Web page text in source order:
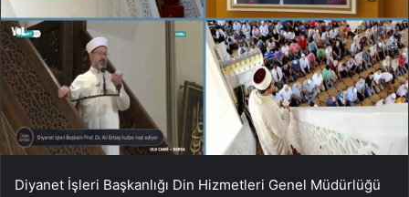
Diyanet İşleri Başkanlığı Din Hizmetleri Genel Müdürlüğü